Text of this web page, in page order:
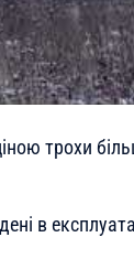
трохи
в